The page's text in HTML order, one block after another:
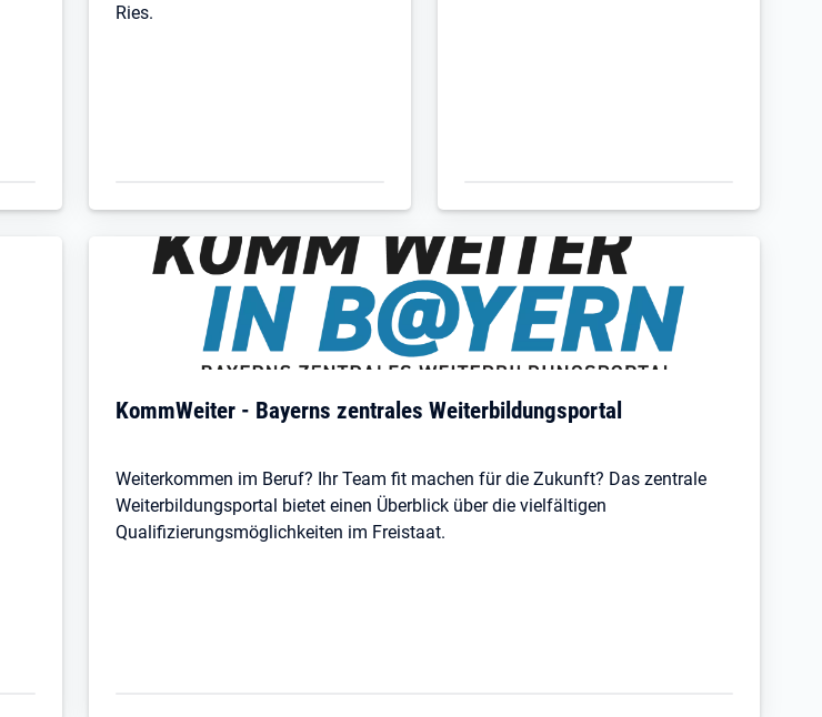
Ries.
KommWeiter - Bayerns zentrales Weiterbildungsportal
Weiterkommen im Beruf? Ihr Team fit machen für die Zukunft? Das zentrale
Weiterbildungsportal bietet einen Überblick über die vielfältigen
Qualifizierungsmöglichkeiten im Freistaat.